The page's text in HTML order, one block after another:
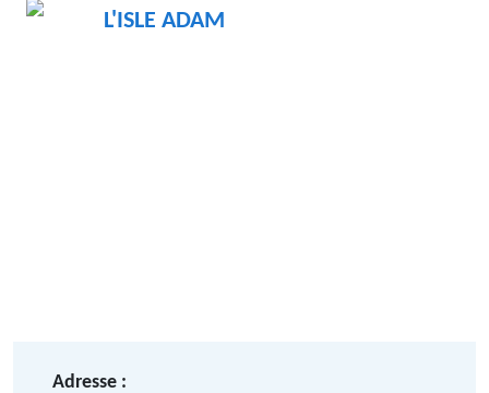
L'ISLE ADAM
Adresse :